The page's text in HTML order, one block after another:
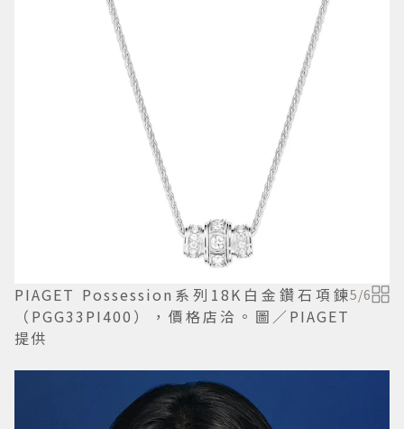
PIAGET Possession系列18K白金鑽石項鍊
（PGG33PI400），價格店洽。圖／PIAGET
提供
5/6